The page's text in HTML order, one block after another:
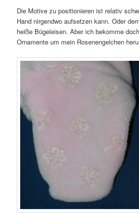
Die Motive zu positionieren ist relativ
Hand nirgendwo aufsetzen kann. Oder
heiße Bügeleisen. Aber ich bekomme
Ornamente um mein Rosenengelchen